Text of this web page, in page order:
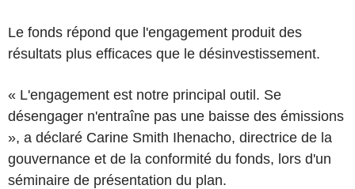
Le fonds répond que l'engagement produit des
résultats plus efficaces que le désinvestissement.
« L'engagement est notre principal outil. Se
désengager n'entraîne pas une baisse des émissions
», a déclaré Carine Smith Ihenacho, directrice de la
gouvernance et de la conformité du fonds, lors d'un
séminaire de présentation du plan.